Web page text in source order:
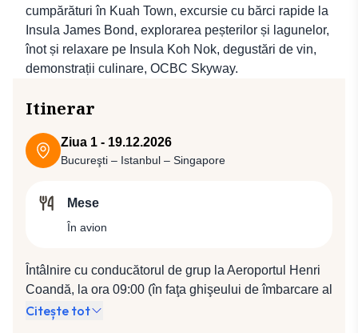
cumpărături în Kuah Town, excursie cu bărci rapide la
Insula James Bond, explorarea peșterilor și lagunelor,
înot și relaxare pe Insula Koh Nok, degustări de vin,
demonstrații culinare, OCBC Skyway.
Itinerar
Ziua 1 - 19.12.2026
Bucureşti – Istanbul – Singapore
Mese
În avion
Întâlnire cu conducătorul de grup la Aeroportul Henri
Coandă, la ora 09:00 (în faţa ghişeului de îmbarcare al
companiei Turkish Airlines). Plecare spre Istanbul cu
Citește tot